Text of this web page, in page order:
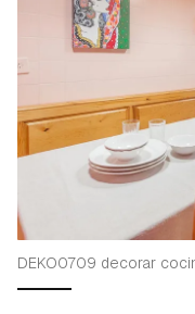
DEKO0709 decorar